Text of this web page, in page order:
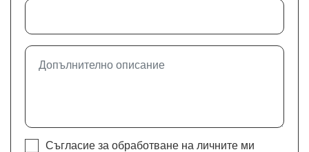
Съгласие за обработване на личните ми